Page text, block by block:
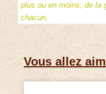
plus ou en moins, de la
chacun.
Vous allez